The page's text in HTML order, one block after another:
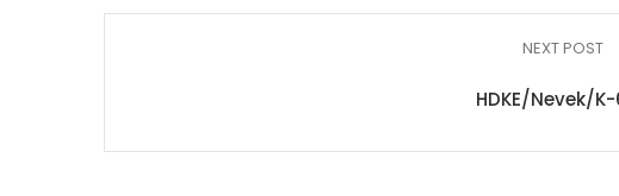
NEXT POST
HDKE/Nevek/